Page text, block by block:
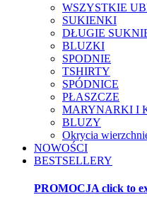
WSZYSTKIE
SUKIENKI
DŁUGIE
BLUZKI
SPODNIE
TSHIRTY
SPÓDNICE
PŁASZCZE
MARYNARKI I
BLUZY
Okrycia
NOWOŚCI
BESTSELLERY
PROMOCJA click to